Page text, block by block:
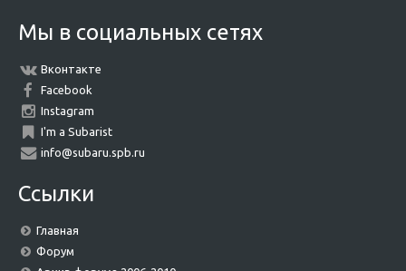
Мы в социальных сетях
Вконтакте
Facebook
Instagram
I'm a Subarist
info@subaru.spb.ru
Ссылки
Главная
Форум